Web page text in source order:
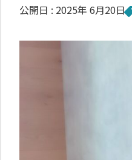
公開日 : 2025年 6月20日